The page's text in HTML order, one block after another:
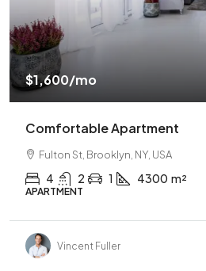
$1,600/mo
Comfortable Apartment
Fulton St, Brooklyn, NY, USA
4 2 1 4300 m²
APARTMENT
Vincent Fuller